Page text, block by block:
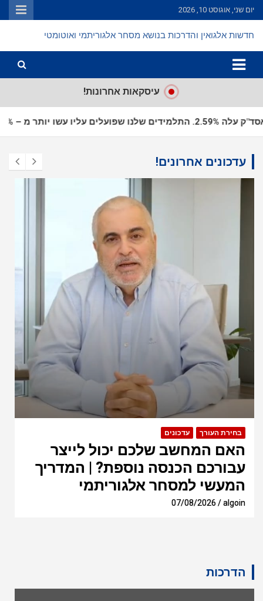
Skip
to
יום שני, אוגוסט 10, 2026
חדשות אלגואין והדרכות בנושא מסחר אלגוריתמי ואוטומטי
עיסקאות אחרונות!
עדכונים אחרונים!
בחירת העורך עדכונים
האם המחשב שלכם יכול לייצר
עבורכם הכנסה נוספת? | המדריך
המעשי למסחר אלגוריתמי
07/08/2026 algoin
הדרכות